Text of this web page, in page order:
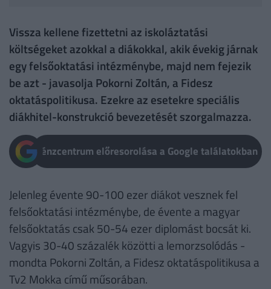
Vissza kellene fizettetni az iskoláztatási
költségeket azokkal a diákokkal, akik évekig járnak
egy felsőoktatási intézménybe, majd nem fejezik
be azt - javasolja Pokorni Zoltán, a Fidesz
oktatáspolitikusa. Ezekre az esetekre speciális
diákhitel-konstrukció bevezetését szorgalmazza.
Pénzcentrum előresorolása a Google találatokban
Jelenleg évente 90-100 ezer diákot vesznek fel
felsőoktatási intézménybe, de évente a magyar
felsőoktatás csak 50-54 ezer diplomást bocsát ki.
Vagyis 30-40 százalék közötti a lemorzsolódás -
mondta Pokorni Zoltán, a Fidesz oktatáspolitikusa a
Tv2 Mokka című műsorában.